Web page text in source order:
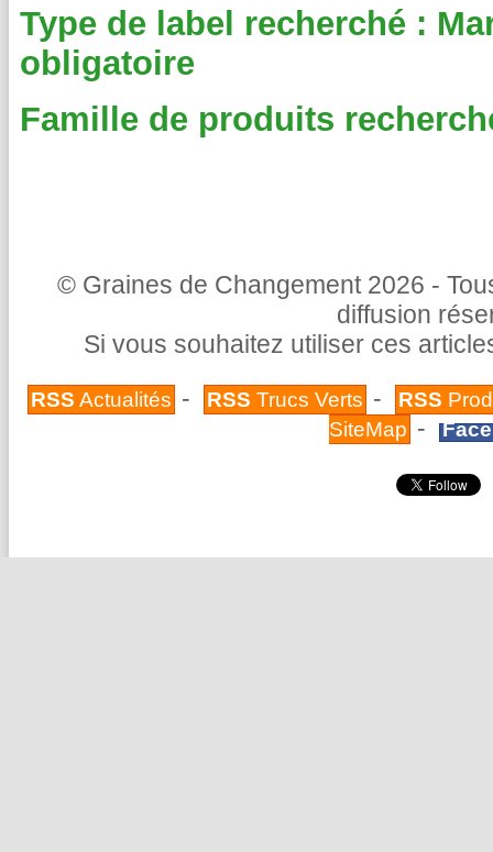
Type de label recherché :
obligatoire
Famille de produits
© Graines de Changement 2026 -
diffusion
Si vous souhaitez utiliser ces
RSS Actualités - RSS Trucs Verts - RSS
SiteMap -